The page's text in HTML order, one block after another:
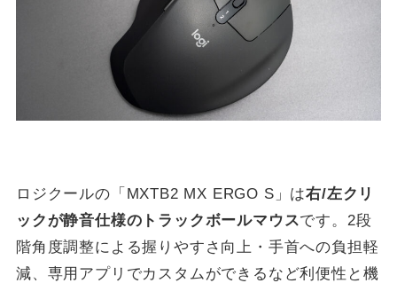
ロジクールの「MXTB2 MX ERGO S」は右/左クリ
ックが静音仕様のトラックボールマウスです。2段
階角度調整による握りやすさ向上・手首への負担軽
減、専用アプリでカスタムができるなど利便性と機